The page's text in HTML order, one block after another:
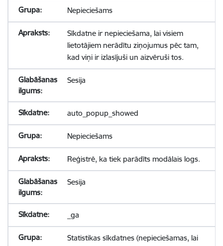
Nepieciešams
Sīkdatne ir nepieciešama, lai visiem
lietotājiem nerādītu ziņojumus pēc tam,
kad viņi ir izlasījuši un aizvēruši tos.
Sesija
auto_popup_showed
Nepieciešams
Reģistrē, ka tiek parādīts modālais logs.
Sesija
_ga
Statistikas sīkdatnes (nepieciešamas, lai